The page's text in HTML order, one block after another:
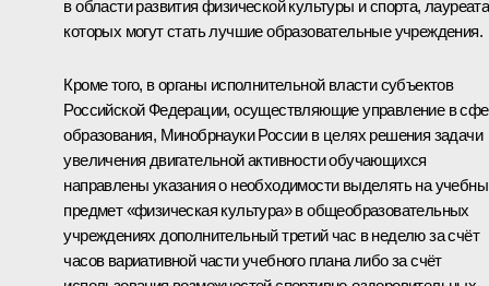
в области развития физической культуры и спорта,
которых могут стать лучшие образовательные учреждения.
Кроме того, в органы исполнительной власти субъектов
Российской Федерации, осуществляющие управление в
образования, Минобрнауки России в целях решения задачи
увеличения двигательной активности обучающихся
направлены указания о необходимости выделять на
предмет «физическая культура» в общеобразовательных
учреждениях дополнительный третий час в неделю за счёт
часов вариативной части учебного плана либо за счёт